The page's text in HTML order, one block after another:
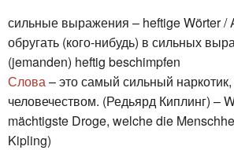
сильные выражения – heftige Wörter /
обругать (кого-нибудь) в сильных
(jemanden) heftig beschimpfen
Слова– это самый сильный
человечеством. (Редьярд Киплинг) –
mächtigste Droge, welche die
Kipling)